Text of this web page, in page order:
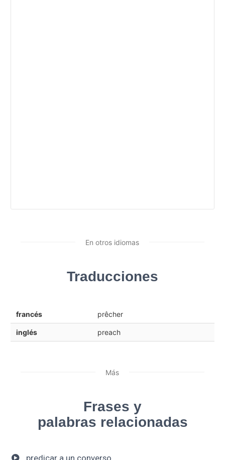
En otros idiomas
Traducciones
francés prêcher
inglés preach
Más
Frases y
palabras relacionadas
predicar a un converso